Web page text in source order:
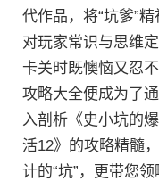
代作品，将“坑爹”
对玩家常识与思维
卡关时既懊恼又忍
攻略大全便成为了
入剖析《史小坑的
活12》的攻略精髓
计的“坑”，更带您